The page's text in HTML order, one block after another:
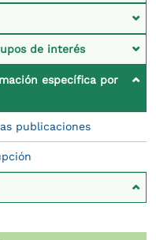
de interés
específica por
publicaciones